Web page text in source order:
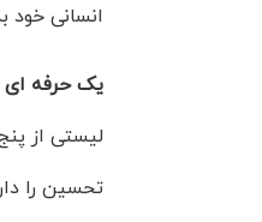
انسانی خود
یک حرفه ای
تحسین را